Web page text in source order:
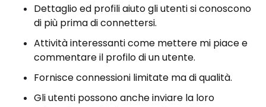
Dettaglio ed profili aiuto gli utenti si conoscono
di più prima di connettersi.
Attività interessanti come mettere mi piace e
commentare il profilo di un utente.
Fornisce connessioni limitate ma di qualità.
Gli utenti possono anche inviare la loro